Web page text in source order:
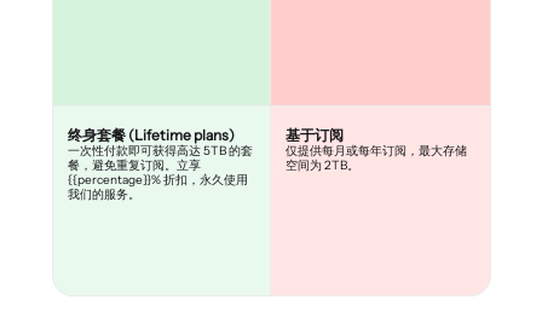
终身套餐 (Lifetime plans)
一次性付款即可获得高达 5TB 的套
餐，避免重复订阅。立享
{{percentage}}% 折扣，永久使用
我们的服务。
基于订阅
仅提供每月或每年订阅，最大存储
空间为 2TB。